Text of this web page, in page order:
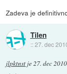
Zadeva je
Tilen
::27. dec
jlpktnst je27. dec